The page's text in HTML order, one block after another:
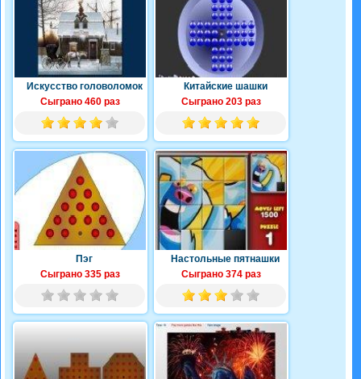
Искусство головоломок
Сыграно 460 раз
Китайские шашки
Сыграно 203 раз
Пэг
Сыграно 335 раз
Настольные пятнашки
Сыграно 374 раз